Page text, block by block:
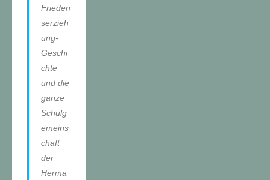
Frieden
serzieh
ung-
Geschi
chte
und die
ganze
Schulg
emeins
chaft
der
Herma